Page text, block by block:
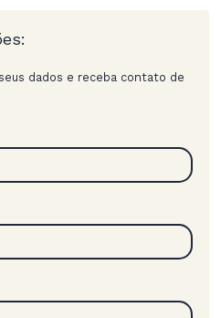
dados e receba contato de